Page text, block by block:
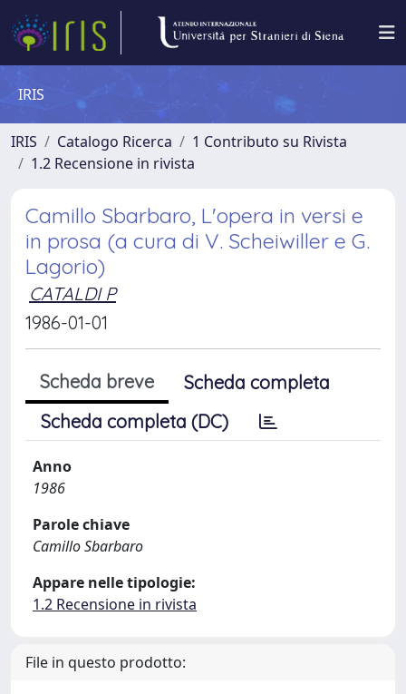
IRIS
IRIS Catalogo Ricerca
1 Contributo su Rivista
1.2 Recensione in rivista
Camillo Sbarbaro, L'opera in versi e
in prosa (a cura di V. Scheiwiller e G.
Lagorio)
CATALDI P
1986-01-01
Scheda breve
Scheda completa
Scheda completa (DC)
Anno
1986
Parole chiave
Camillo Sbarbaro
Appare nelle tipologie:
1.2 Recensione in rivista
File in questo prodotto: